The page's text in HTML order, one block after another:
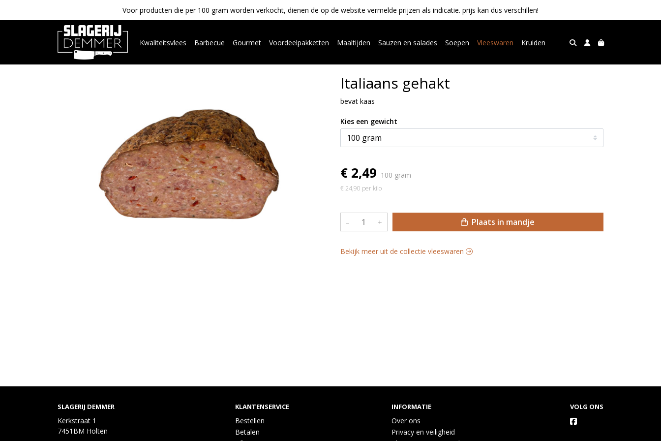
Voor producten die per 100 gram worden verkocht, dienen de op de website vermelde prijzen als indicatie. prijs kan dus verschillen!
Kwaliteitsvlees Barbecue Gourmet Voordeelpakketten Maaltijden Sauzen en salades Soepen Vleeswaren Kruiden
Italiaans gehakt
bevat kaas
Kies een gewicht
€ 2,49 100 gram
€ 24,90 per kilo
– + Plaats in mandje
Bekijk meer uit de collectie vleeswaren
SLAGERIJ DEMMER
Kerkstraat 1
7451BM Holten
KLANTENSERVICE
Bestellen
Betalen
INFORMATIE
Over ons
Privacy en veiligheid
VOLG ONS